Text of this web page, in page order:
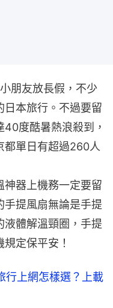
朋友放長假，不少
日本旅行。不過要留
度酷暑熱浪殺到，
都單日有超過260人
神器上機務一定要留
手提風扇無論是手提
液體解溫頸圈，手提
定保平安！
行上網怎樣選？上載